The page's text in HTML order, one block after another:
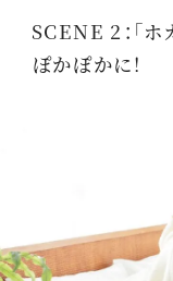
SCENE 2：「ホ
ぽかぽかに！